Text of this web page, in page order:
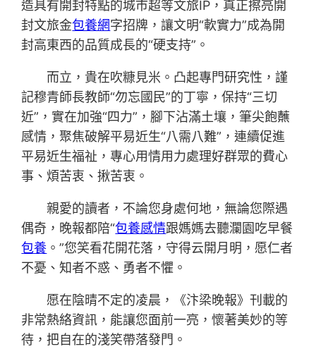
造具有開封特點的城市超等文旅IP，真正擦亮開
封文旅金包養網字招牌，讓文明“軟實力”成為開
封高東西的品質成長的“硬支持”。
而立，貴在吹糠見米。凸起專門研究性，謹
記穆青師長教師“勿忘國民”的丁寧，保持“三切
近”，實在加強“四力”，腳下沾滿土壤，筆尖飽蘸
感情，聚焦破解平易近生“八需八難”，連續促進
平易近生福祉，專心用情用力處理好群眾的費心
事、煩苦衷、揪苦衷。
親愛的讀者，不論您身處何地，無論您際遇
偶奇，晚報都陪“包養感情跟媽媽去聽瀾園吃早餐
包養 。”您笑看花開花落，守得云開月明，愿仁者
不憂、知者不惑、勇者不懼。
愿在陰晴不定的凌晨，《汴梁晚報》刊載的
非常熱絡資訊，能讓您面前一亮，懷著美妙的等
待，把自在的淺笑帶落發門。